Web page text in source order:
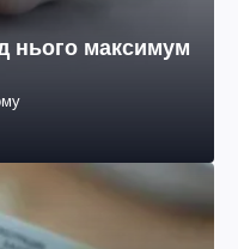
нього максимум